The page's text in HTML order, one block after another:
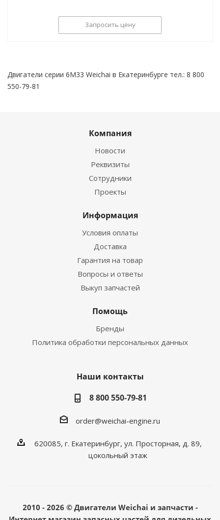
Запросить цену
Двигатели серии 6M33 Weichai в Екатеринбурге тел.: 8 800
550-79-81
Компания
Новости
Реквизиты
Сотрудники
Проекты
Информация
Условия оплаты
Доставка
Гарантия на товар
Вопросы и ответы
Выкуп запчастей
Помощь
Бренды
Политика обработки персональных данных
Наши контакты
8 800 550-79-81
order@weichai-engine.ru
620085, г. Екатеринбург, ул. Просторная, д. 89,
цокольный этаж
2010 - 2026 © Двигатели Weichai и запчасти -